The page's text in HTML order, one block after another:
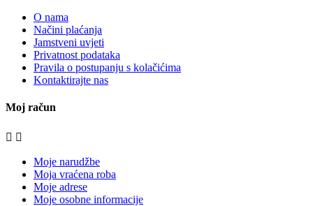
O nama
Načini plaćanja
Jamstveni uvjeti
Privatnost podataka
Pravila o postupanju s kolačićima
Kontaktirajte nas
Moj račun
 
Moje narudžbe
Moja vraćena roba
Moje adrese
Moje osobne informacije